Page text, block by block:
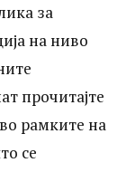
за
на ниво
прочитајте
рамките на
се